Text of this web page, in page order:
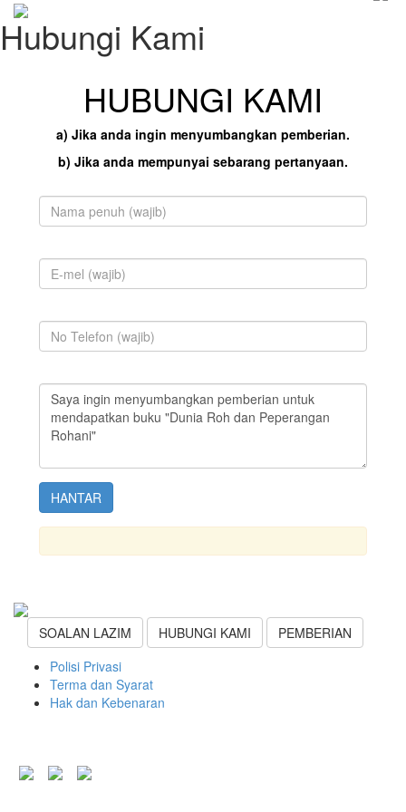
Hubungi Kami
HUBUNGI KAMI
a) Jika anda ingin menyumbangkan pemberian.
b) Jika anda mempunyai sebarang pertanyaan.
SOALAN LAZIM HUBUNGI KAMI
PEMBERIAN
Polisi Privasi
Terma dan Syarat
Hak dan Kebenaran